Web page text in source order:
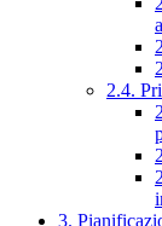
2.4.
3.